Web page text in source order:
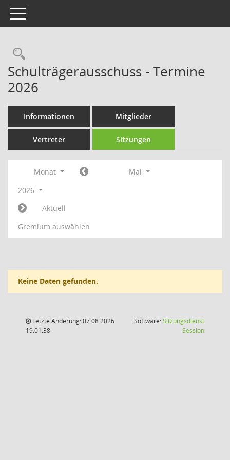
Toggle navigation
Rechercheauswahl
Schulträgerausschuss - Termine
2026
Informationen Mitglieder
Vertreter Sitzungen
Monat
Mai
2026
Aktuell
Gremium auswählen
Keine Daten gefunden.
Letzte Änderung: 07.08.2026
19:01:38
Software:Sitzungsdienst
Session(Wird in